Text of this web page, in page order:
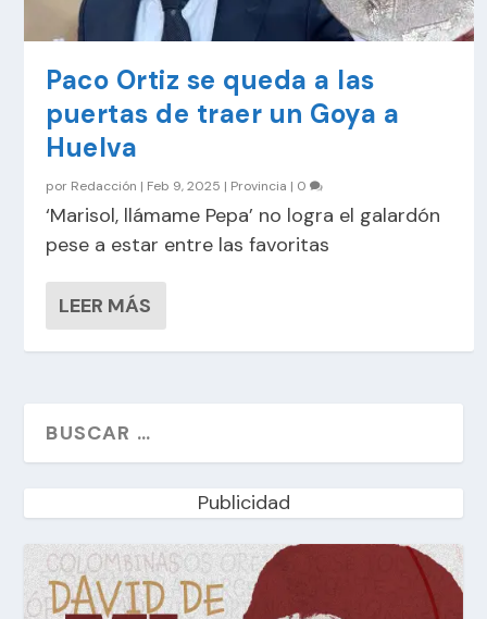
Paco Ortiz se queda a las
puertas de traer un Goya a
Huelva
por Redacción | Feb 9, 2025 | Provincia | 0
‘Marisol, llámame Pepa’ no logra el galardón
pese a estar entre las favoritas
LEER MÁS
Publicidad